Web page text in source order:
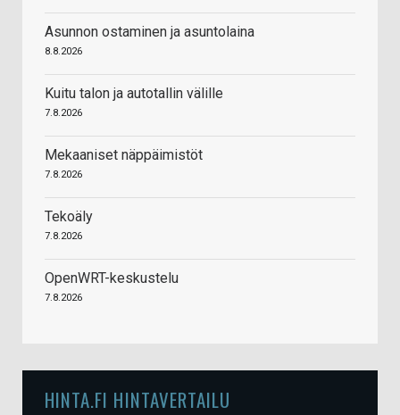
Asunnon ostaminen ja asuntolaina
8.8.2026
Kuitu talon ja autotallin välille
7.8.2026
Mekaaniset näppäimistöt
7.8.2026
Tekoäly
7.8.2026
OpenWRT-keskustelu
7.8.2026
HINTA.FI HINTAVERTAILU